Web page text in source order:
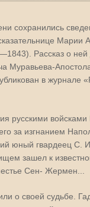
сохранились
Марии
Рассказ о ней
Муравьева-
в журнале
русскими
за изгнанием
юный гвардеец С.
зашел к
Сен- Жермен...
о своей судьбе.